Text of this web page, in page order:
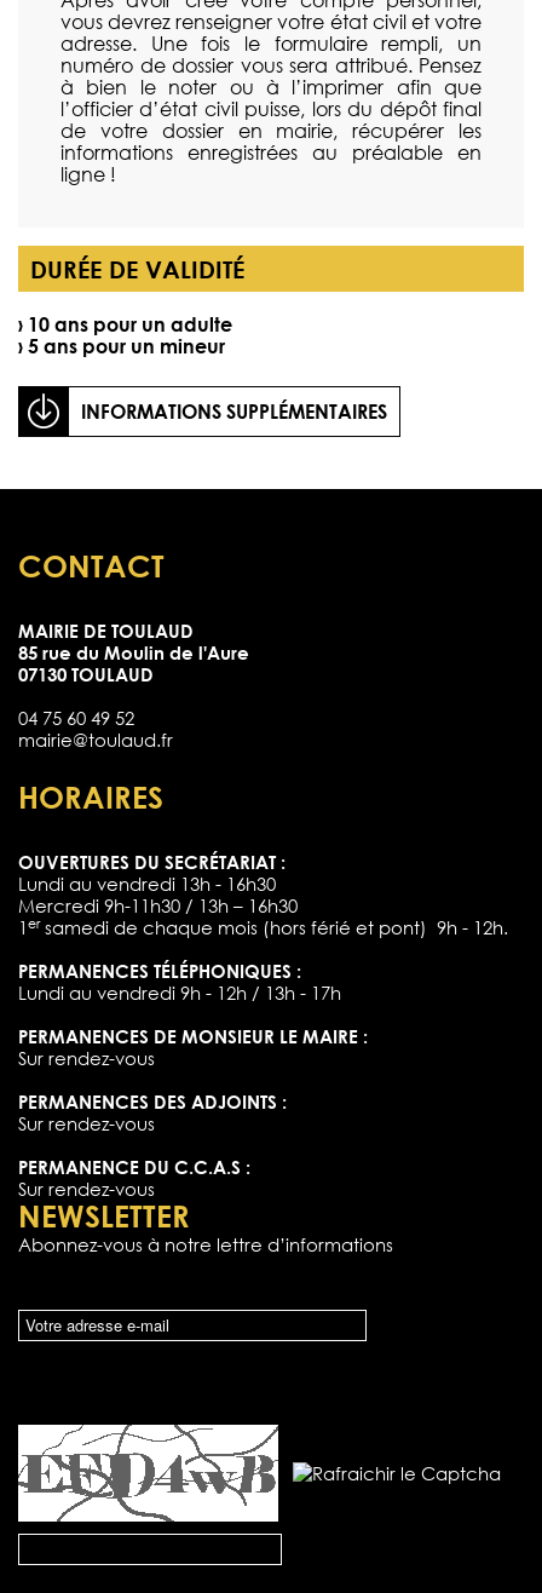
vous devrez renseigner votre état civil et votre
adresse. Une fois le formulaire rempli, un
numéro de dossier vous sera attribué. Pensez
à bien le noter ou à l’imprimer afin que
l’officier d’état civil puisse, lors du dépôt final
de votre dossier en mairie, récupérer les
informations enregistrées au préalable en
ligne !
DURÉE DE VALIDITÉ
› 10 ans pour un adulte
› 5 ans pour un mineur
INFORMATIONS SUPPLÉMENTAIRES
CONTACT
MAIRIE DE TOULAUD
85 rue du Moulin de l'Aure
07130 TOULAUD
04 75 60 49 52
mairie@toulaud.fr
HORAIRES
OUVERTURES DU SECRÉTARIAT :
Lundi au vendredi 13h - 16h30
Mercredi 9h-11h30 / 13h – 16h30
1 ersamedi de chaque mois (hors férié et pont) 9h - 12h.
PERMANENCES TÉLÉPHONIQUES :
Lundi au vendredi 9h - 12h / 13h - 17h
PERMANENCES DE MONSIEUR LE MAIRE :
Sur rendez-vous
PERMANENCES DES ADJOINTS :
Sur rendez-vous
PERMANENCE DU C.C.A.S :
Sur rendez-vous
NEWSLETTER
Abonnez-vous à notre lettre d’informations